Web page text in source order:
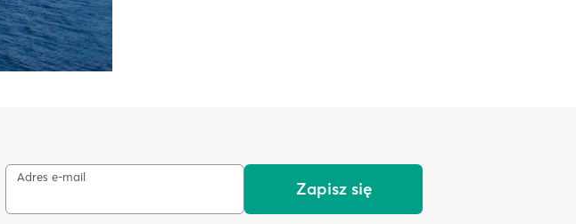
Adres e-mail
Zapisz się